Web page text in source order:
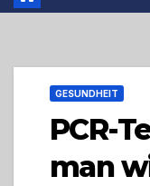
GESUNDHEIT
PCR-
man